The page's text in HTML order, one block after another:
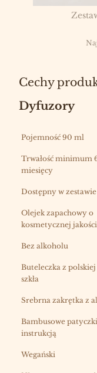
Cechy
Dyfuzory
Pojemność 90 ml
Trwałość minimum
miesięcy
Dostępny w zestawie
Olejek zapachowy o
kosmetycznej jakości
Bez alkoholu
Buteleczka z
szkła
Srebrna zakrętka z
Bambusowe
instrukcją
Wegański